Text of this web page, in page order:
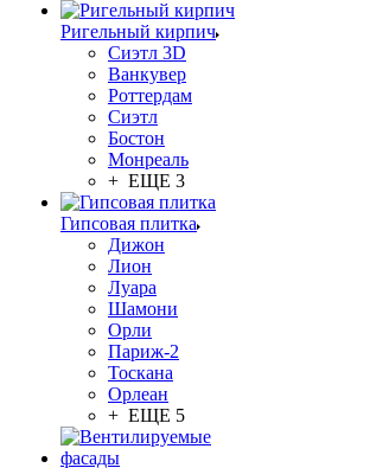
Ригельный кирпич
Сиэтл 3D
Ванкувер
Роттердам
Сиэтл
Бостон
Монреаль
+ ЕЩЕ 3
Гипсовая плитка
Дижон
Лион
Луара
Шамони
Орли
Париж-2
Тоскана
Орлеан
+ ЕЩЕ 5